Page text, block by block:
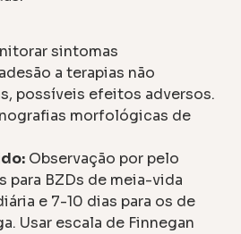
sintomas
a terapias não
possíveis efeitos adversos.
morfológicas de
Observação por pelo
para BZDs de meia-vida
e 7-10 dias para os de
Usar escala de Finnegan